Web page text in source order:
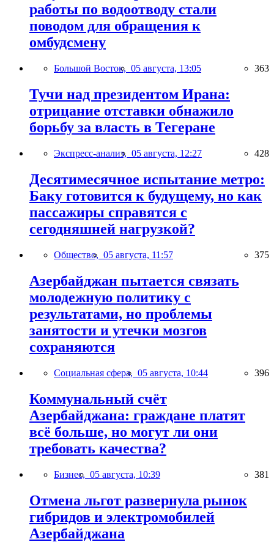
работы по водоотводу стали
поводом для обращения к
омбудсмену
Большой Восток, 05 августа, 13:05 363
Тучи над президентом Ирана:
отрицание отставки обнажило
борьбу за власть в Тегеране
Экспресс-анализ, 05 августа, 12:27 428
Десятимесячное испытание метро:
Баку готовится к будущему, но как
пассажиры справятся с
сегодняшней нагрузкой?
Общество, 05 августа, 11:57 375
Азербайджан пытается связать
молодежную политику с
результатами, но проблемы
занятости и утечки мозгов
сохраняются
Социальная сфера, 05 августа, 10:44 396
Коммунальный счёт
Азербайджана: граждане платят
всё больше, но могут ли они
требовать качества?
Бизнес, 05 августа, 10:39 381
Отмена льгот развернула рынок
гибридов и электромобилей
Азербайджана